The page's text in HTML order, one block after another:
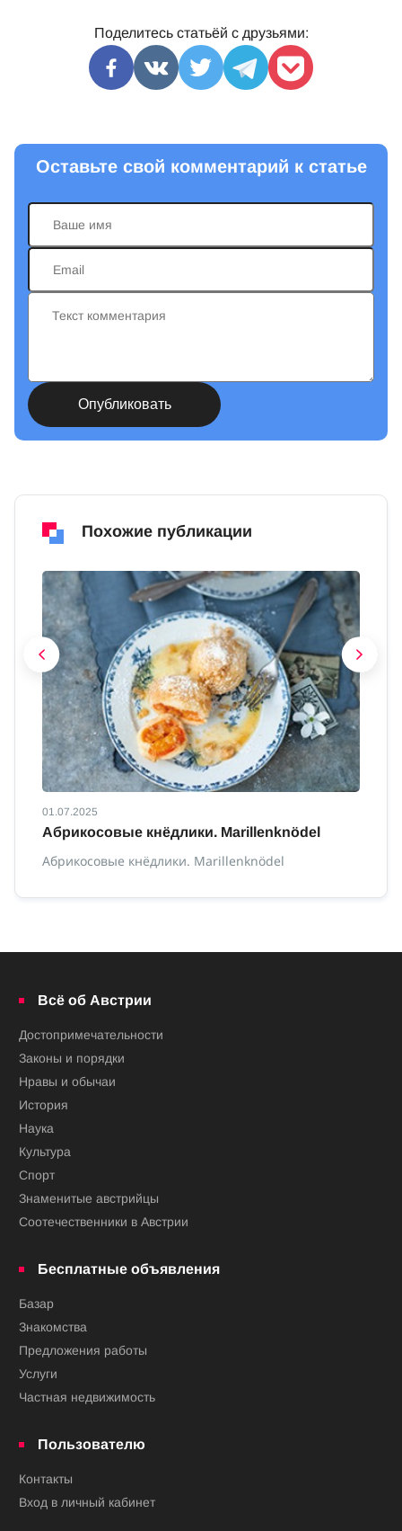
Поделитесь статьёй с друзьями:
Оставьте свой комментарий к статье
Похожие публикации
01.07.2025
Абрикосовые кнёдлики. Marillenknödel
Абрикосовые кнёдлики. Marillenknödel
Всё об Австрии
Достопримечательности
Законы и порядки
Нравы и обычаи
История
Наука
Культура
Спорт
Знаменитые австрийцы
Соотечественники в Австрии
Бесплатные объявления
Базар
Знакомства
Предложения работы
Услуги
Частная недвижимость
Пользователю
Контакты
Вход в личный кабинет